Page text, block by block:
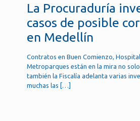
La Procuraduría
casos de posible
en Medellín
Contratos en Buen Comienzo,
Metroparques están en la mira no
también la Fiscalía adelanta varias
muchas las […]